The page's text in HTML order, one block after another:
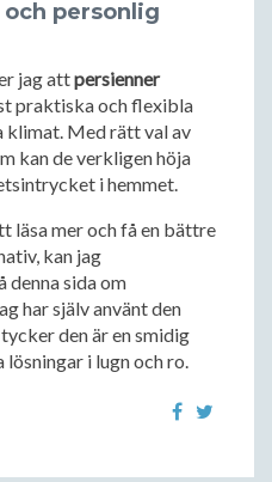
personlig
jag attpersienner
praktiska och flexibla
klimat. Med rätt val av
kan de verkligen höja
i hemmet.
läsa mer och få en bättre
kan jag
denna sida om
har själv använt den
den är en smidig
i lugn och ro.